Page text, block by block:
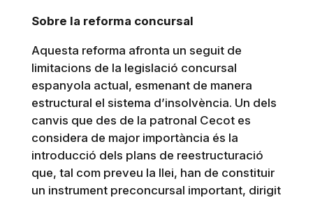
Sobre la reforma concursal
Aquesta reforma afronta un seguit de
limitacions de la legislació concursal
espanyola actual, esmenant de manera
estructural el sistema d’insolvència. Un dels
canvis que des de la patronal Cecot es
considera de major importància és la
introducció dels plans de reestructuració
que, tal com preveu la llei, han de constituir
un instrument preconcursal important, dirigit